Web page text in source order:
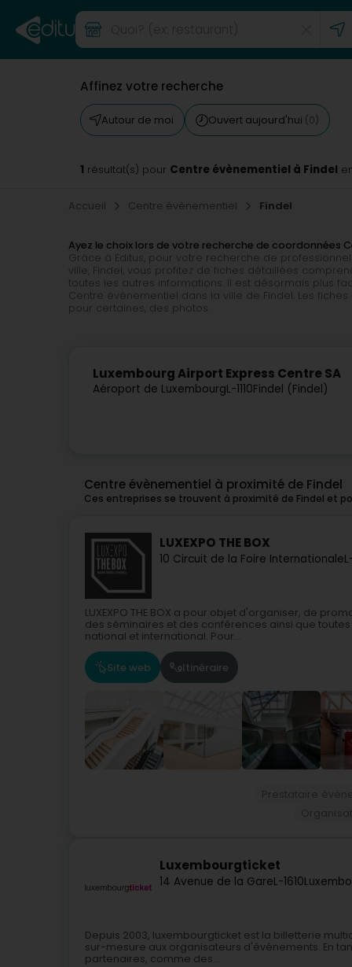
Affinez votre recherche
Autour de moi Ouvert aujourd'hui (0)
1 résultat(s) pour Centre évènementiel à Findel
Accueil Centre évènementiel Findel
Ayez le choix lors de votre recherche de coordonnées
Grâce à Editus, pour votre recherche de
ville, Findel, vous profitez de fiches détaillées
toutes les autres informations. Il est désormais plus
Centre évènementiel dans la ville de Findel. Les
pour certaines, des photos.
Luxembourg Airport Express Centre SA
Aéroport de LuxembourgL-1110Findel (Findel)
Centre évènementiel à proximité de Findel
Ces entreprises se trouvent à proximité de Findel et
LUXEXPO THE BOX
10 Circuit de la Foire Internationale
LUXEXPO THE BOX a pour objet d'organiser, de
des séminaires et des conférences ainsi que
national et international. Pour...
Site web Itinéraire
Luxembourgticket
14 Avenue de la GareL-1610
Depuis 2003, luxembourgticket est la billetterie
sur-mesure aux organisateurs d'événements. En
partenaires, comme des...